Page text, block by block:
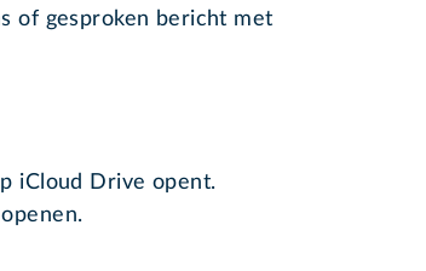
of gesproken bericht met
iCloud Drive opent.